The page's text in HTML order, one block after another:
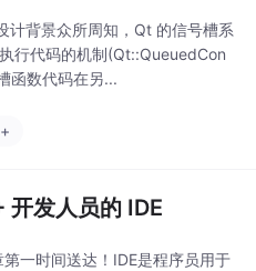
计背景众所周知，Qt 的信号槽系
行代码的机制(Qt::QueuedCon
函数代码在另...
发人员的 IDE
一时间送达！IDE是程序员用于